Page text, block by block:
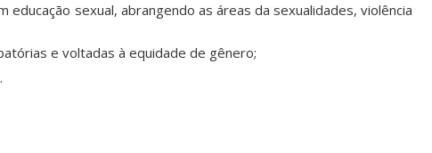
educação sexual, abrangendo as áreas da sexualidades, violência
e voltadas à equidade de gênero;